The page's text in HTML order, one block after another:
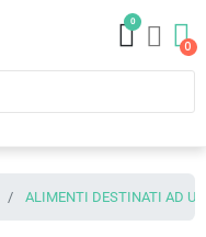
0
ALIMENTI DESTINATI AD